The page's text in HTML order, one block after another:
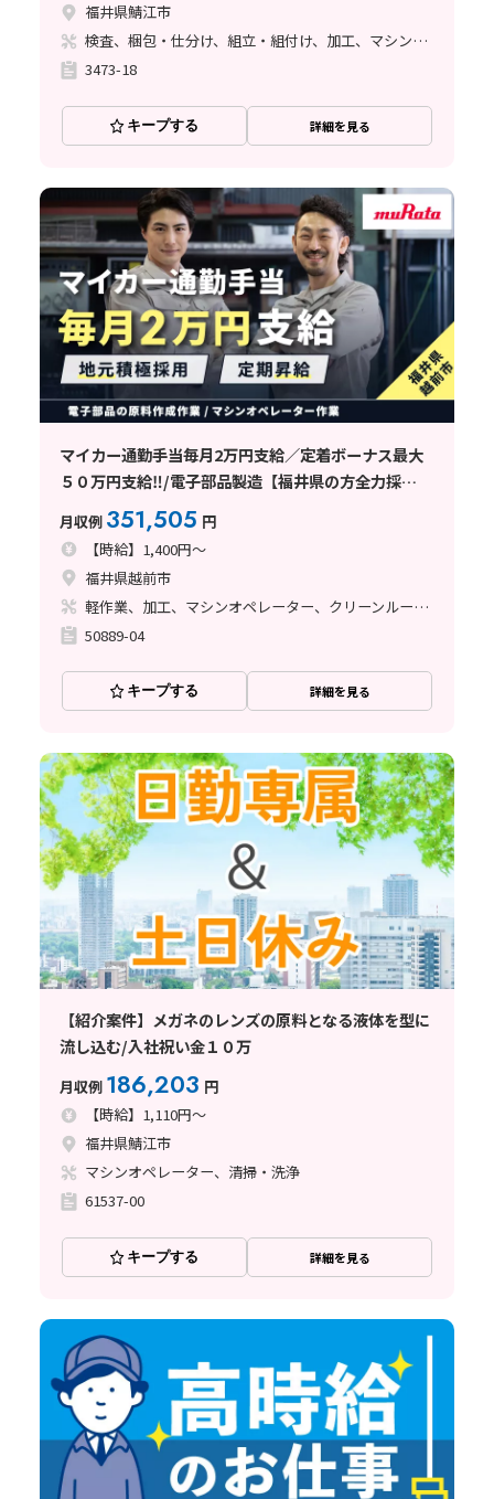
福井県鯖江市
検査、梱包・仕分け、組立・組付け、加工、マシンオペレーター、清掃・洗浄、立ち作業
3473-18
キープする 詳細を見る
マイカー通勤手当毎月2万円支給／定着ボーナス最大
５０万円支給‼/電子部品製造【福井県の方全力採
用‼】武生駅から車で10分
月収例 351,505 円
【時給】1,400円～
福井県越前市
軽作業、加工、マシンオペレーター、クリーンルーム、清掃・洗浄、立ち作業
50889-04
キープする 詳細を見る
【紹介案件】メガネのレンズの原料となる液体を型に
流し込む/入社祝い金１０万
月収例 186,203 円
【時給】1,110円～
福井県鯖江市
マシンオペレーター、清掃・洗浄
61537-00
キープする 詳細を見る